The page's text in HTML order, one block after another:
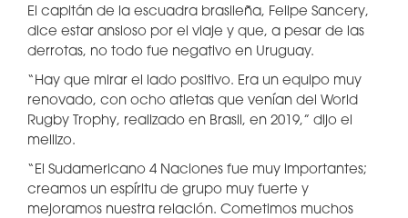
El capitán de la escuadra brasileña, Felipe Sancery,
dice estar ansioso por el viaje y que, a pesar de las
derrotas, no todo fue negativo en Uruguay.
“Hay que mirar el lado positivo. Era un equipo muy
renovado, con ocho atletas que venían del World
Rugby Trophy, realizado en Brasil, en 2019,” dijo el
mellizo.
“El Sudamericano 4 Naciones fue muy importantes;
creamos un espíritu de grupo muy fuerte y
mejoramos nuestra relación. Cometimos muchos